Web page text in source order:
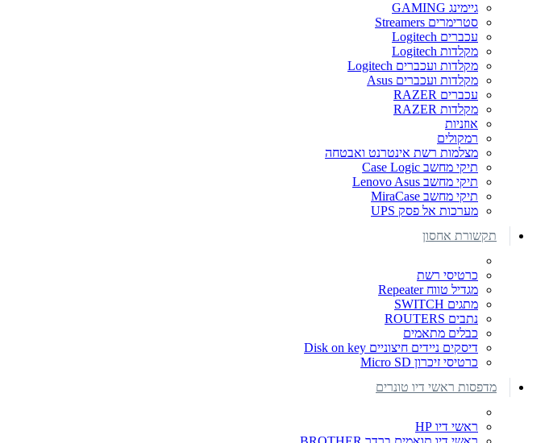
גיימינג GAMING
סטרימרים Streamers
עכברים Logitech
מקלדות Logitech
מקלדות ועכברים Logitech
מקלדות ועכברים Asus
עכברים RAZER
מקלדות RAZER
אוזניות
רמקולים
מצלמות רשת אינטרנט ואבטחה
תיקי מחשב Case Logic
תיקי מחשב Lenovo Asus
תיקי מחשב MiraCase
מערכות אל פסק UPS
תקשורת אחסון
כרטיסי רשת
מגדיל טווח Repeater
מתגים SWITCH
נתבים ROUTERS
כבלים מתאמים
דיסקים ניידים חיצוניים Disk on key
כרטיסי זיכרון Micro SD
מדפסות ראשי דיו טונרים
ראשי דיו HP